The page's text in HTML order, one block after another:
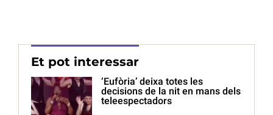
Et pot interessar
‘Eufòria’ deixa totes les
decisions de la nit en mans dels
teleespectadors